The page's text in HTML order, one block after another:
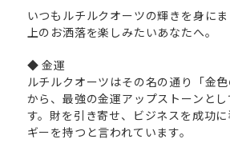
いつもルチルクオーツの輝きを身に
上のお洒落を楽しみたいあなたへ。
◆ 金運
ルチルクオーツはその名の通り「金
から、最強の金運アップストーンと
す。財を引き寄せ、ビジネスを成功
ギーを持つと言われています。